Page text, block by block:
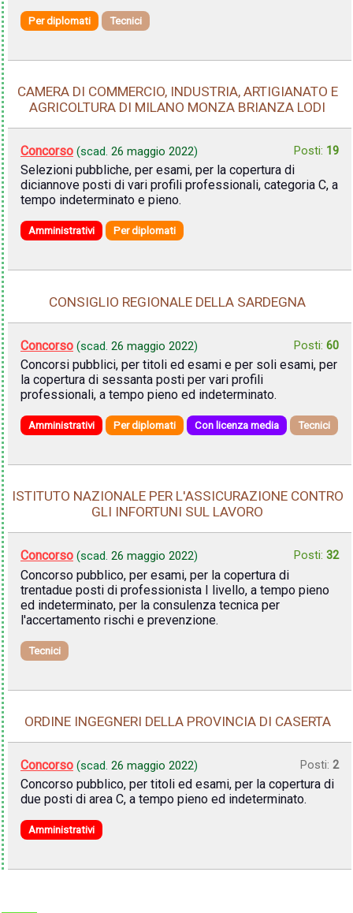
Per diplomati Tecnici
CAMERA DI COMMERCIO, INDUSTRIA, ARTIGIANATO E
AGRICOLTURA DI MILANO MONZA BRIANZA LODI
Concorso (scad. 26 maggio 2022) Posti: 19
Selezioni pubbliche, per esami, per la copertura di
diciannove posti di vari profili professionali, categoria C, a
tempo indeterminato e pieno.
Amministrativi Per diplomati
CONSIGLIO REGIONALE DELLA SARDEGNA
Concorso (scad. 26 maggio 2022) Posti: 60
Concorsi pubblici, per titoli ed esami e per soli esami, per
la copertura di sessanta posti per vari profili
professionali, a tempo pieno ed indeterminato.
Amministrativi Per diplomati Con licenza media Tecnici
ISTITUTO NAZIONALE PER L'ASSICURAZIONE CONTRO
GLI INFORTUNI SUL LAVORO
Concorso (scad. 26 maggio 2022) Posti: 32
Concorso pubblico, per esami, per la copertura di
trentadue posti di professionista I livello, a tempo pieno
ed indeterminato, per la consulenza tecnica per
l'accertamento rischi e prevenzione.
Tecnici
ORDINE INGEGNERI DELLA PROVINCIA DI CASERTA
Concorso (scad. 26 maggio 2022) Posti: 2
Concorso pubblico, per titoli ed esami, per la copertura di
due posti di area C, a tempo pieno ed indeterminato.
Amministrativi